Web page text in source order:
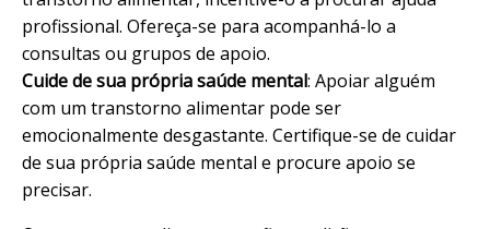
profissional. Ofereça-se para acompanhá-lo a
consultas ou grupos de apoio.
Cuide de sua própria saúde mental: Apoiar alguém
com um transtorno alimentar pode ser
emocionalmente desgastante. Certifique-se de cuidar
de sua própria saúde mental e procure apoio se
precisar.